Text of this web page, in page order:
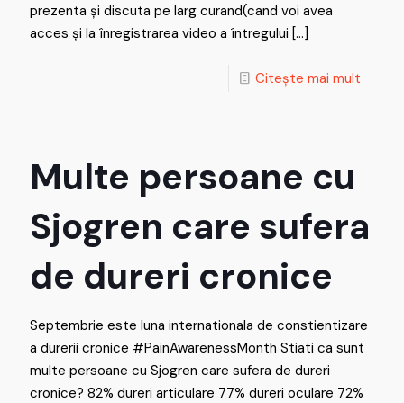
prezenta și discuta pe larg curand(cand voi avea
acces și la înregistrarea video a întregului […]
Citește mai mult
Multe persoane cu
Sjogren care sufera
de dureri cronice
Septembrie este luna internationala de constientizare
a durerii cronice #PainAwarenessMonth Stiati ca sunt
multe persoane cu Sjogren care sufera de dureri
cronice? 82% dureri articulare 77% dureri oculare 72%